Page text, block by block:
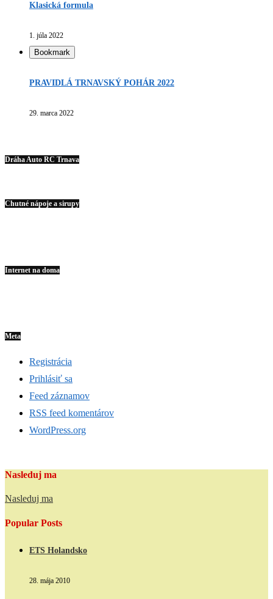
Klasická formula
1. júla 2022
Bookmark
PRAVIDLÁ TRNAVSKÝ POHÁR 2022
29. marca 2022
Dráha Auto RC Trnava
Chutné nápoje a sirupy
Internet na doma
Meta
Registrácia
Prihlásiť sa
Feed záznamov
RSS feed komentárov
WordPress.org
Nasleduj ma
Nasleduj ma
Popular Posts
ETS Holandsko
28. mája 2010